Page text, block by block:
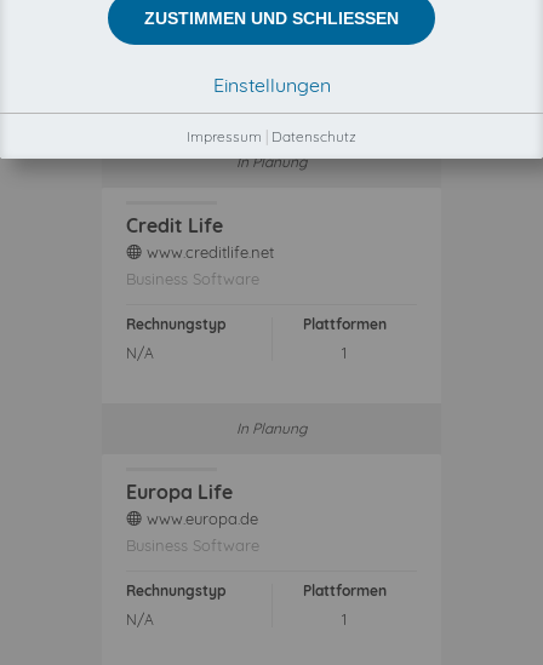
www.pma.de
Händlerportal
Rechnungstyp
N/A
Plattformen
1
In Planung
Credit Life
web www.creditlife.net
Business Software
Rechnungstyp
N/A
Plattformen
1
In Planung
Europa Life
web www.europa.de
Business Software
Rechnungstyp
N/A
Plattformen
1
ZUSTIMMEN UND SCHLIESSEN
Einstellungen
Impressum | Datenschutz